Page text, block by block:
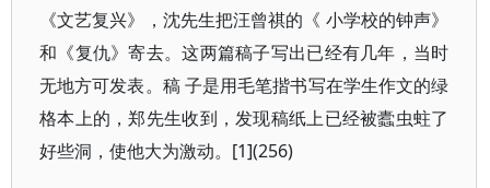
《文艺复兴》，沈先生把汪曾祺的《 小学校的钟声》
和《复仇》寄去。这两篇稿子写出已经有几年，当时
无地方可发表。稿 子是用毛笔揩书写在学生作文的绿
格本上的，郑先生收到，发现稿纸上已经被蠹虫蛀了
好些洞，使他大为激动。[1](256)